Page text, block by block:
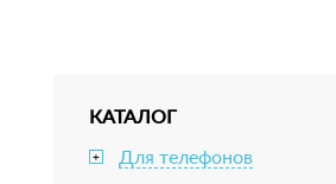
КАТАЛОГ
+ Для телефонов